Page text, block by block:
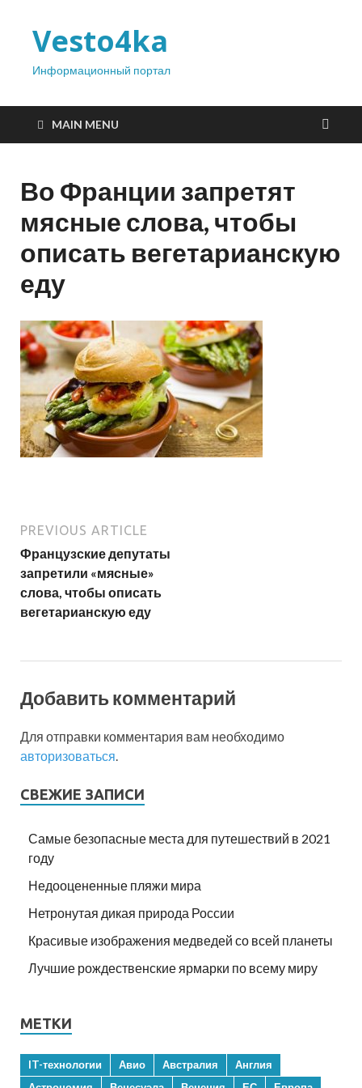
Vesto4ka
Информационный портал
MAIN MENU
Во Франции запретят
мясные слова, чтобы
описать вегетарианскую
еду
PREVIOUS ARTICLE
Французские депутаты
запретили «мясные»
слова, чтобы описать
вегетарианскую еду
Добавить комментарий
Для отправки комментария вам необходимо
авторизоваться
СВЕЖИЕ ЗАПИСИ
Самые безопасные места для путешествий в 2021
году
Недооцененные пляжи мира
Нетронутая дикая природа России
Красивые изображения медведей со всей планеты
Лучшие рождественские ярмарки по всему миру
МЕТКИ
IT-технологии Авио Австралия
Англия